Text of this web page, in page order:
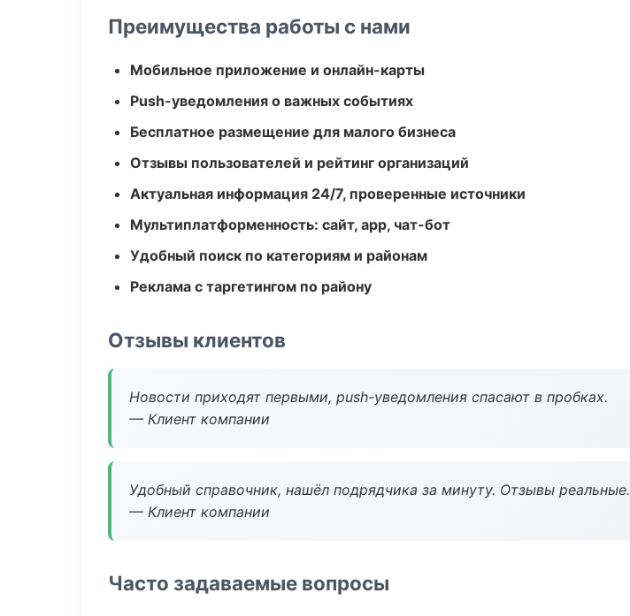
Преимущества работы с нами
Мобильное приложение и онлайн-карты
Push-уведомления о важных событиях
Бесплатное размещение для малого бизнеса
Отзывы пользователей и рейтинг организаций
Актуальная информация 24/7, проверенные источники
Мультиплатформенность: сайт, app, чат-бот
Удобный поиск по категориям и районам
Реклама с таргетингом по району
Отзывы клиентов
Новости приходят первыми, push-уведомления спасают в пробках.
— Клиент компании
Удобный справочник, нашёл подрядчика за минуту. Отзывы реальные.
— Клиент компании
Часто задаваемые вопросы